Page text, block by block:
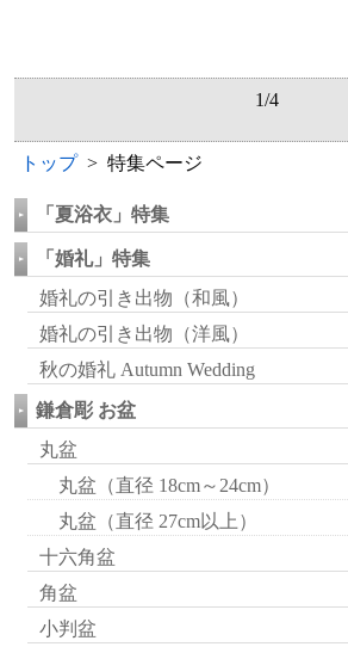
1/4
トップ> 特集ページ
「夏浴衣」特集
「婚礼」特集
婚礼の引き出物（和風）
婚礼の引き出物（洋風）
秋の婚礼 Autumn Wedding
鎌倉彫 お盆
丸盆
丸盆（直径 18cm～24cm）
丸盆（直径 27cm以上）
十六角盆
角盆
小判盆